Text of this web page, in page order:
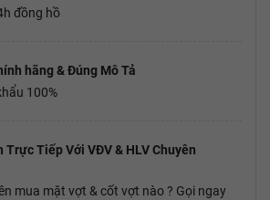
đồng hồ
hãng & Đúng Mô Tả
100%
Trực Tiếp Với VĐV & HLV Chuyên
mua mặt vợt & cốt vợt nào ? Gọi ngay